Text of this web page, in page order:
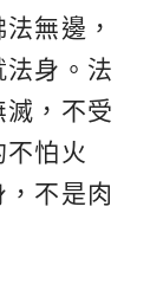
無邊，
法身。法
滅，不受
不怕火
不是肉